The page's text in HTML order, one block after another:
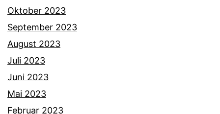
Oktober 2023
September 2023
August 2023
Juli 2023
Juni 2023
Mai 2023
Februar 2023